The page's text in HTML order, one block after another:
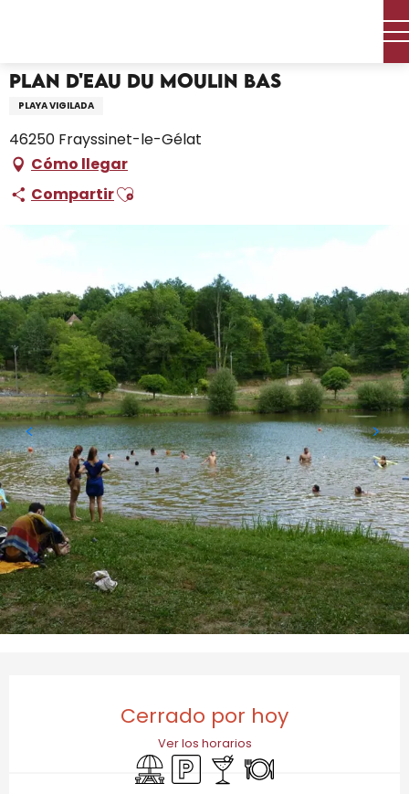
principal
Plan d'eau du Moulin Bas
PLAYA VIGILADA
46250 Frayssinet-le-Gélat
Cómo llegar
CompartirAjouter aux favoris
Cerrado por hoy
Ver los horarios
Zona de picnic
Aparcamiento
Bar / Refrigerio
Restaurante